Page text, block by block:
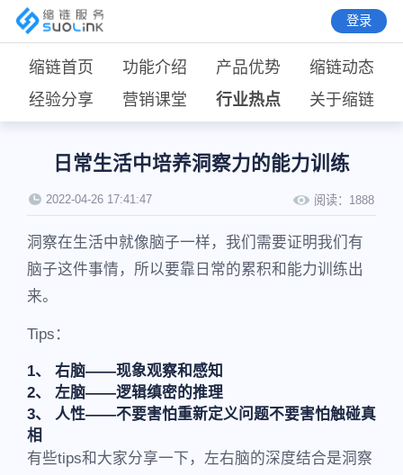
登录
缩链首页 功能介绍 产品优势
缩链动态
经验分享
营销课堂 行业热点 关于缩链
日常生活中培养洞察力的能力训练
2022-04-26 17:41:47 阅读： 1888
洞察在生活中就像脑子一样，我们需要证明我们有
脑子这件事情，所以要靠日常的累积和能力训练出
来。
Tips：
1、 右脑——现象观察和感知
2、 左脑——逻辑缜密的推理
3、 人性——不要害怕重新定义问题不要害怕触碰真
相
有些tips和大家分享一下，左右脑的深度结合是洞察